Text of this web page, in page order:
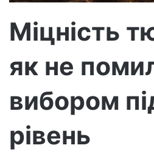
о
о
Міцність
як не
вибором
рівень